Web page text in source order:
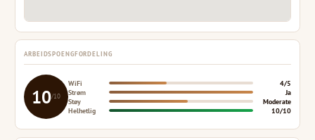
ARBEIDSPOENGFORDELING
10/10
WiFi
4/5
Strøm
Ja
Støy
Moderate
Helhetlig
10/10